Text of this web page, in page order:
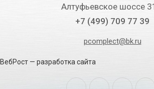
Алтуфьевское шоссе
+7 (499) 709 77 39
pcomplect@bk.ru
ВебРост — разработка сайта